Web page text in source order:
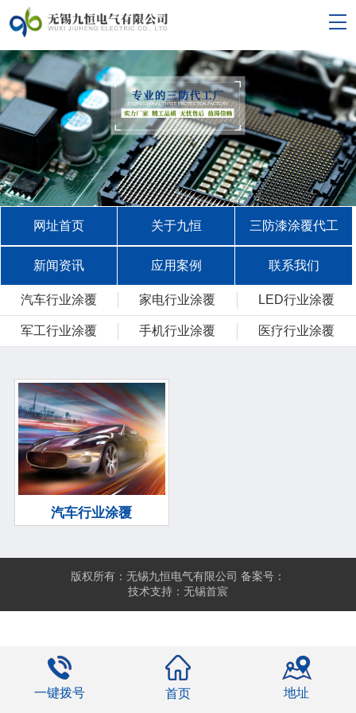
网址首页 关于九恒 三防漆涂覆代工
新闻资讯 应用案例 联系我们
汽车行业涂覆 家电行业涂覆 LED行业涂覆
军工行业涂覆 手机行业涂覆 医疗行业涂覆
汽车行业涂覆
版权所有：无锡九恒电气有限公司 备案号：
技术支持：无锡首宸
一键拨号 首页 地址
0.076247s